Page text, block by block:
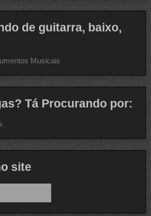
de guitarra, baixo,
Musicais
Tá Procurando por:
site